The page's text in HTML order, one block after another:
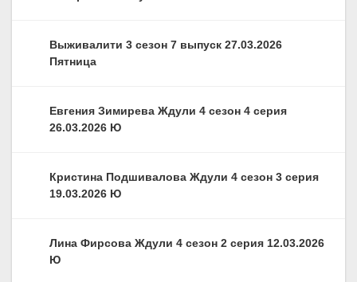
Выживалити 3 сезон 7 выпуск 27.03.2026
Пятница
Евгения Зимирева Ждули 4 сезон 4 серия
26.03.2026 Ю
Кристина Подшивалова Ждули 4 сезон 3 серия
19.03.2026 Ю
Лина Фирсова Ждули 4 сезон 2 серия 12.03.2026
Ю